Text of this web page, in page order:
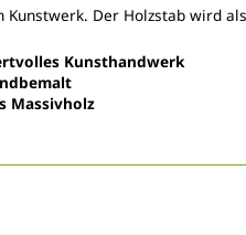
Kunstwerk. Der Holzstab wird
Kunsthandwerk
Massivholz